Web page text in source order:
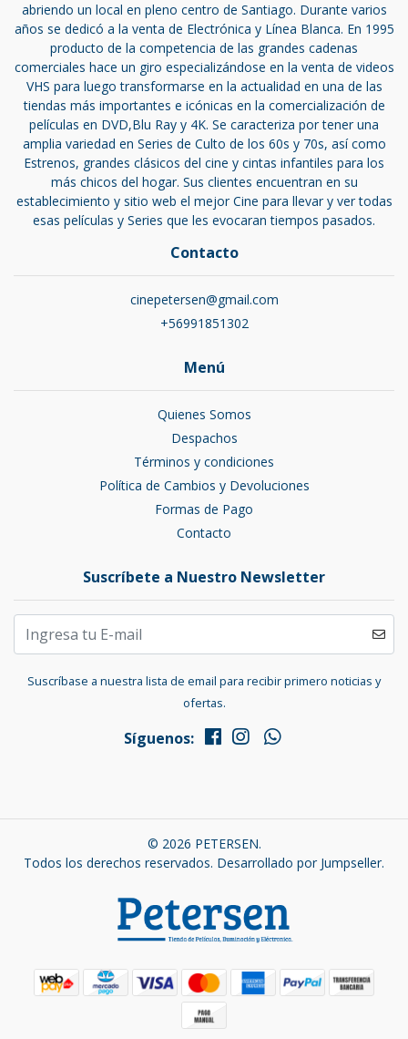
abriendo un local en pleno centro de Santiago. Durante varios
años se dedicó a la venta de Electrónica y Línea Blanca. En 1995
producto de la competencia de las grandes cadenas
comerciales hace un giro especializándose en la venta de videos
VHS para luego transformarse en la actualidad en una de las
tiendas más importantes e icónicas en la comercialización de
películas en DVD,Blu Ray y 4K. Se caracteriza por tener una
amplia variedad en Series de Culto de los 60s y 70s, así como
Estrenos, grandes clásicos del cine y cintas infantiles para los
más chicos del hogar. Sus clientes encuentran en su
establecimiento y sitio web el mejor Cine para llevar y ver todas
esas películas y Series que les evocaran tiempos pasados.
Contacto
cinepetersen@gmail.com
+56991851302
Menú
Quienes Somos
Despachos
Términos y condiciones
Política de Cambios y Devoluciones
Formas de Pago
Contacto
Suscríbete a Nuestro Newsletter
Suscríbase a nuestra lista de email para recibir primero noticias y
ofertas.
Síguenos:
© 2026 PETERSEN.
Todos los derechos reservados. Desarrollado por Jumpseller.